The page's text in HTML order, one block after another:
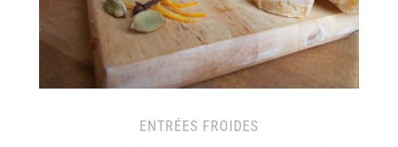
ENTRÉES FROIDES